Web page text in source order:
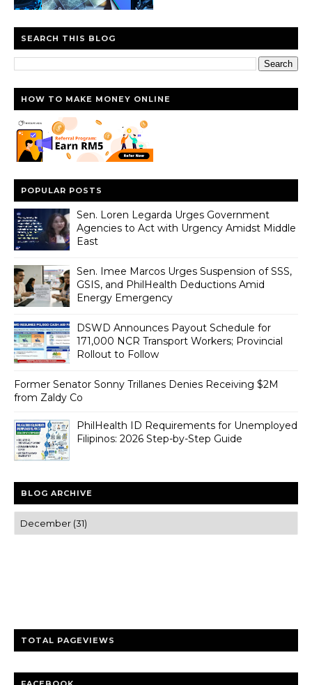
SEARCH THIS BLOG
HOW TO MAKE MONEY ONLINE
POPULAR POSTS
Sen. Loren Legarda Urges Government
Agencies to Act with Urgency Amidst Middle
East
Sen. Imee Marcos Urges Suspension of SSS,
GSIS, and PhilHealth Deductions Amid
Energy Emergency
DSWD Announces Payout Schedule for
171,000 NCR Transport Workers; Provincial
Rollout to Follow
Former Senator Sonny Trillanes Denies Receiving $2M
from Zaldy Co
PhilHealth ID Requirements for Unemployed
Filipinos: 2026 Step-by-Step Guide
BLOG ARCHIVE
TOTAL PAGEVIEWS